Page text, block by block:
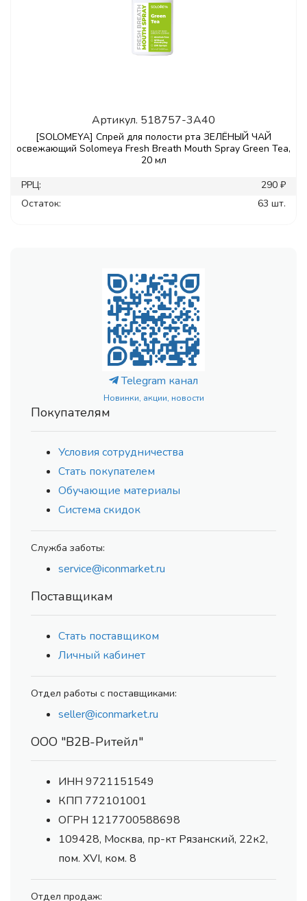
Артикул. 518757-3A40
[SOLOMEYA] Спрей для полости рта ЗЕЛЁНЫЙ ЧАЙ
освежающий Solomeya Fresh Breath Mouth Spray Green Tea,
20 мл
РРЦ:
290 ₽
Остаток:
63 шт.
Telegram канал
Новинки, акции, новости
Покупателям
Условия сотрудничества
Стать покупателем
Обучающие материалы
Система скидок
Служба заботы:
service@iconmarket.ru
Поставщикам
Стать поставщиком
Личный кабинет
Отдел работы с поставщиками:
seller@iconmarket.ru
ООО "В2В-Ритейл"
ИНН 9721151549
КПП 772101001
ОГРН 1217700588698
109428, Москва, пр-кт Рязанский, 22к2,
пом. XVI, ком. 8
Отдел продаж: